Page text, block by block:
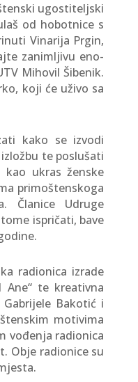
ugostiteljski
od hobotnice s
Vinarija Prgin,
zanimljivu eno-
Mihovil Šibenik.
koji će uživo sa
kako se izvodi
te poslušati
ukras ženske
primoštenskoga
Članice Udruge
ispričati, bave
radionica izrade
te kreativna
Bakotić i
motivima
vođenja radionica
Obje radionice su